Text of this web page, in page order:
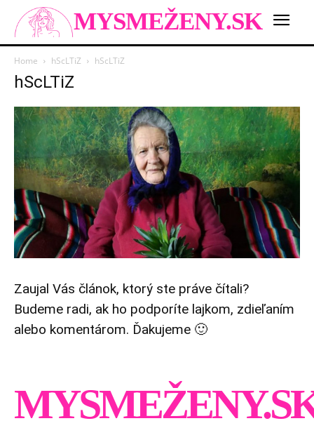
MYSMEŽENY.SK
Home hScLTiZ hScLTiZ
hScLTiZ
Zaujal Vás článok, ktorý ste práve čítali?
Budeme radi, ak ho podporíte lajkom, zdieľaním
alebo komentárom. Ďakujeme 🙂